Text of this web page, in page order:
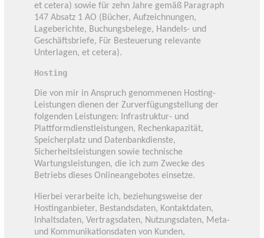
et cetera) sowie für zehn Jahre gemäß Paragraph
147 Absatz 1 AO (Bücher, Aufzeichnungen,
Lageberichte, Buchungsbelege, Handels- und
Geschäftsbriefe, Für Besteuerung relevante
Unterlagen, et cetera).
Hosting
Die von mir in Anspruch genommenen Hosting-
Leistungen dienen der Zurverfügungstellung der
folgenden Leistungen: Infrastruktur- und
Plattformdienstleistungen, Rechenkapazität,
Speicherplatz und Datenbankdienste,
Sicherheitsleistungen sowie technische
Wartungsleistungen, die ich zum Zwecke des
Betriebs dieses Onlineangebotes einsetze.
Hierbei verarbeite ich, beziehungsweise der
Hostinganbieter, Bestandsdaten, Kontaktdaten,
Inhaltsdaten, Vertragsdaten, Nutzungsdaten, Meta-
und Kommunikationsdaten von Kunden,